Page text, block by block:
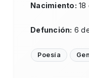
Nacimiento: 18
Defunción: 6
Poesía